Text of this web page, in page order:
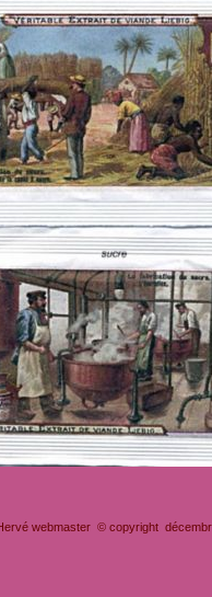
webmaster © copyright